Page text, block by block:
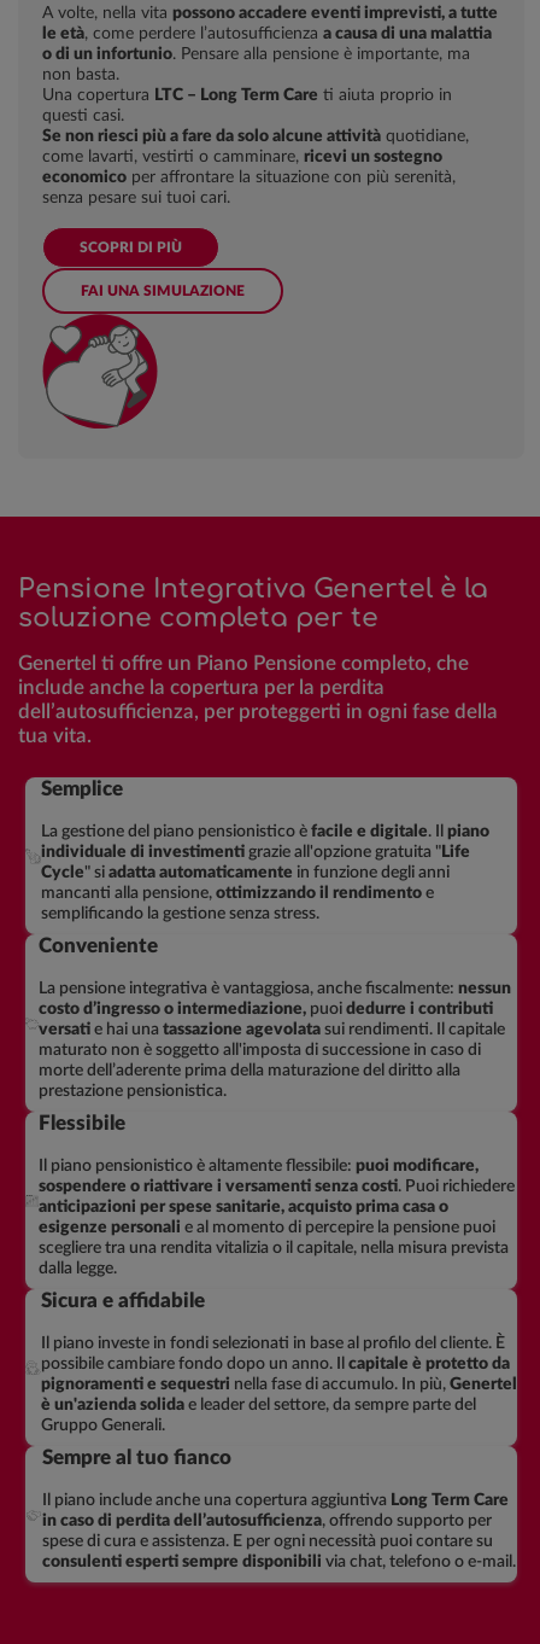
A volte, nella vita possono accadere eventi imprevisti, a tutte
le età, come perdere l’autosufficienza a causa di una malattia
o di un infortunio. Pensare alla pensione è importante, ma
non basta.
Una copertura LTC – Long Term Care ti aiuta proprio in
questi casi.
Se non riesci più a fare da solo alcune attività quotidiane,
come lavarti, vestirti o camminare, ricevi un sostegno
economico per affrontare la situazione con più serenità,
senza pesare sui tuoi cari.
SCOPRI DI PIÙ
FAI UNA SIMULAZIONE
Pensione Integrativa Genertel è la
soluzione completa per te
Genertel ti offre un Piano Pensione completo, che
include anche la copertura per la perdita
dell’autosufficienza, per proteggerti in ogni fase della
tua vita.
Semplice
La gestione del piano pensionistico èfacile e digitale. Ilpiano
individuale di investimenti grazie all'opzione gratuita " Life
Cycle" siadatta automaticamente in funzione degli anni
mancanti alla pensione,ottimizzando il rendimento e
semplificando la gestione senza stress.
Conveniente
La pensione integrativa è vantaggiosa, anche fiscalmente: nessun
costo d’ingresso o intermediazione, puoi dedurre i contributi
versati e hai una tassazione agevolatasui rendimenti. Il capitale
maturato non è soggetto all'imposta di successione in caso di
morte dell’aderente prima della maturazione del diritto alla
prestazione pensionistica.
Flessibile
Il piano pensionistico è altamente flessibile: puoi modificare,
sospendere o riattivare i versamenti senza costi. Puoi richiedere
anticipazioni per spese sanitarie, acquisto prima casa o
esigenze personali e al momento di percepire la pensione puoi
scegliere tra una rendita vitalizia o il capitale, nella misura prevista
dalla legge.
Sicura e affidabile
Il piano investe in fondi selezionati in base al profilo del cliente. È
possibile cambiare fondo dopo un anno. Il capitale è protetto da
pignoramenti e sequestri nella fase di accumulo. In più, Genertel
è un'azienda solida e leader del settore, da sempre parte del
Gruppo Generali.
Sempre al tuo fianco
Il piano include anche una copertura aggiuntiva Long Term Care
in caso di perdita dell’autosufficienza, offrendo supporto per
spese di cura e assistenza. E per ogni necessità puoi contare su
consulenti esperti sempre disponibili via chat, telefono o e-mail.